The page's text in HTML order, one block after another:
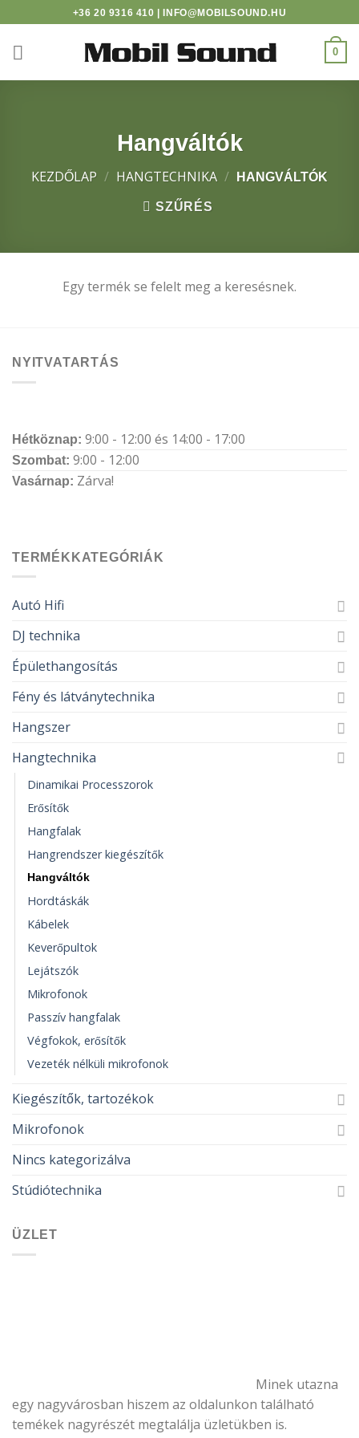
casino
to
content
+36 20 9316 410 | INFO@MOBILSOUND.HU
0
Hangváltók
KEZDŐLAP / HANGTECHNIKA / HANGVÁLTÓK
SZŰRÉS
Egy termék se felelt meg a keresésnek.
NYITVATARTÁS
Hétköznap: 9:00 - 12:00 és 14:00 - 17:00
Szombat: 9:00 - 12:00
Vasárnap: Zárva!
TERMÉKKATEGÓRIÁK
Autó Hifi
DJ technika
Épülethangosítás
Fény és látványtechnika
Hangszer
Hangtechnika
Dinamikai Processzorok
Erősítők
Hangfalak
Hangrendszer kiegészítők
Hangváltók
Hordtáskák
Kábelek
Keverőpultok
Lejátszók
Mikrofonok
Passzív hangfalak
Végfokok, erősítők
Vezeték nélküli mikrofonok
Kiegészítők, tartozékok
Mikrofonok
Nincs kategorizálva
Stúdiótechnika
ÜZLET
Minek utazna
egy nagyvárosban hiszem az oldalunkon található
temékek nagyrészét megtalálja üzletükben is.